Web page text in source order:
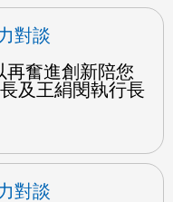
對談
再奮進創新陪您
及王絹閔執行長
對談